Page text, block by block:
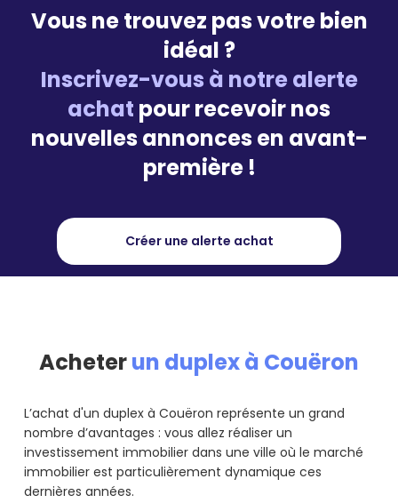
Vous ne trouvez pas votre bien
idéal ?
Inscrivez-vous à notre alerte
achat pour recevoir nos
nouvelles annonces en avant-
première !
Créer une alerte achat
Acheterun duplex à Couëron
L’achat d'un duplex à Couëron représente un grand
nombre d’avantages : vous allez réaliser un
investissement immobilier dans une ville où le marché
immobilier est particulièrement dynamique ces
dernières années.